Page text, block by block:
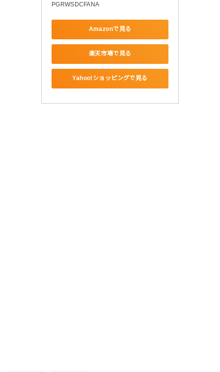
PGRWSDCFANA
Amazonで見る
楽天市場で見る
Yahoo!ショッピングで見る